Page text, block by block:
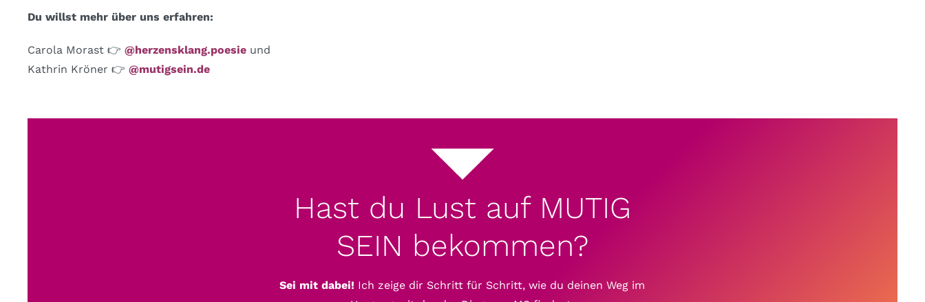
Du willst mehr über uns erfahren:
Carola Morast 👉 @herzensklang.poesie und
Kathrin Kröner 👉 @mutigsein.de
Hast du Lust auf MUTIG
SEIN bekommen?
Sei mit dabei! Ich zeige dir Schritt für Schritt, wie du deinen Weg im